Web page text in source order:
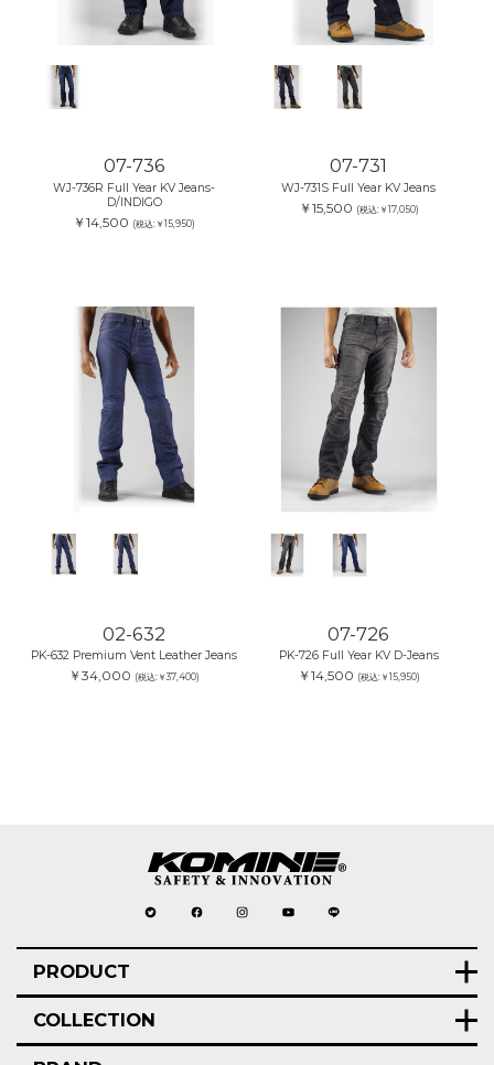
07-736
WJ-736R Full Year KV Jeans-
D/INDIGO
￥14,500 (税込:￥15,950)
07-731
WJ-731S Full Year KV Jeans
￥15,500 (税込:￥17,050)
02-632
PK-632 Premium Vent Leather Jeans
￥34,000 (税込:￥37,400)
07-726
PK-726 Full Year KV D-Jeans
￥14,500 (税込:￥15,950)
PRODUCT
COLLECTION